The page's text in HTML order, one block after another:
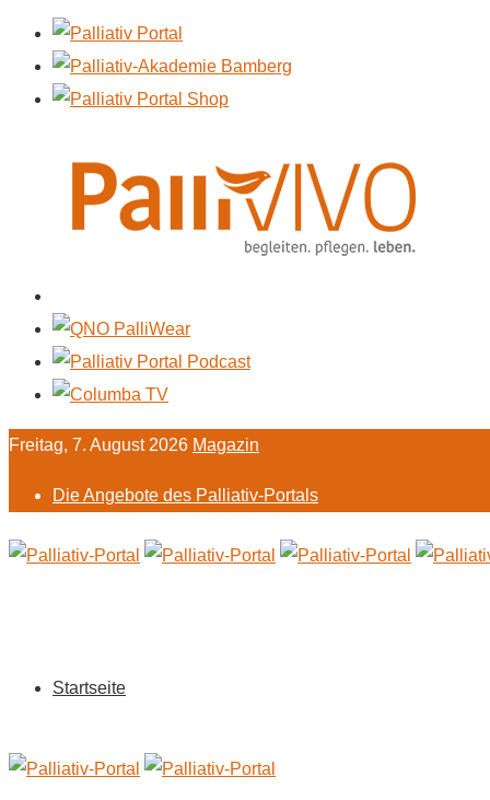
Freitag, 7. August 2026 Magazin
Die Angebote des Palliativ-Portals
Startseite